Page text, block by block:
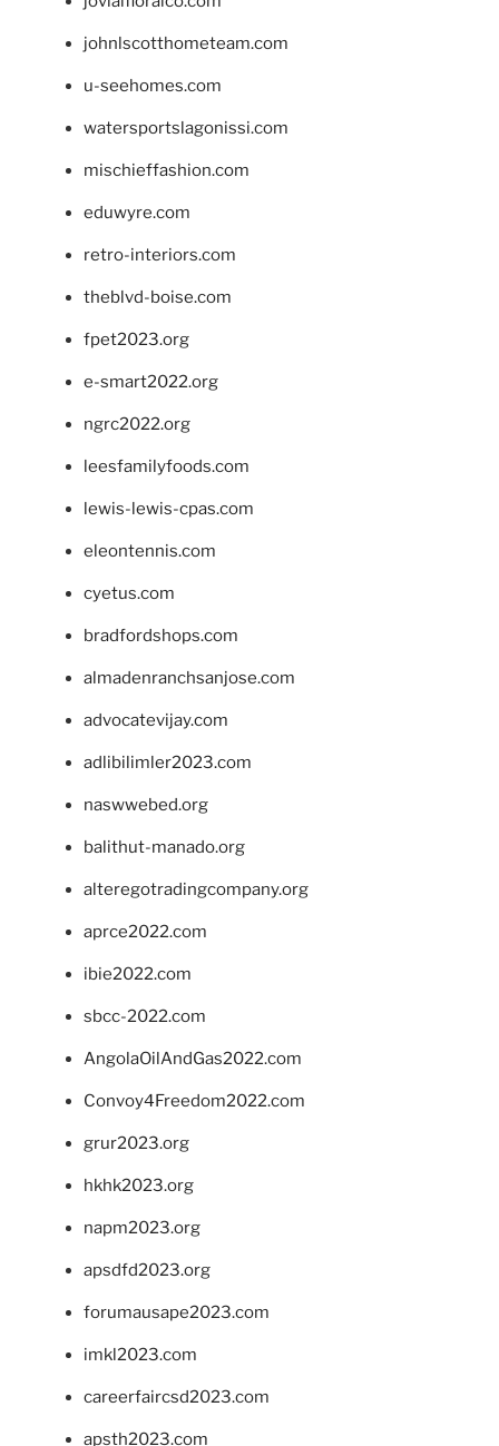
johnlscotthometeam.com
u-seehomes.com
watersportslagonissi.com
mischieffashion.com
eduwyre.com
retro-interiors.com
theblvd-boise.com
fpet2023.org
e-smart2022.org
ngrc2022.org
leesfamilyfoods.com
lewis-lewis-cpas.com
eleontennis.com
cyetus.com
bradfordshops.com
almadenranchsanjose.com
advocatevijay.com
adlibilimler2023.com
naswwebed.org
balithut-manado.org
alteregotradingcompany.org
aprce2022.com
ibie2022.com
sbcc-2022.com
AngolaOilAndGas2022.com
Convoy4Freedom2022.com
grur2023.org
hkhk2023.org
napm2023.org
apsdfd2023.org
forumausape2023.com
imkl2023.com
careerfaircsd2023.com
apsth2023.com